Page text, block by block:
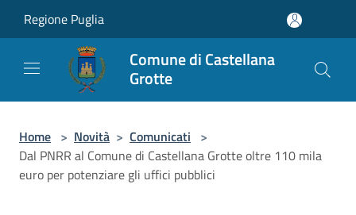
Regione Puglia
Comune di Castellana
Grotte
Home > Novità > Comunicati >
Dal PNRR al Comune di Castellana Grotte oltre 110 mila
euro per potenziare gli uffici pubblici